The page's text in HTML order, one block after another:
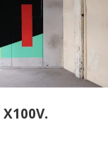
X100V.